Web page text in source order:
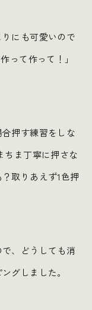
にも可愛いので
って作って！」
押す練習をしな
ちま丁寧に押さな
取りあえず1色押
、どうしても消
グしました。